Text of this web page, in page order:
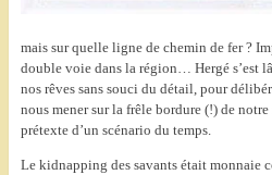
mais sur quelle ligne de chemin de fer ?
double voie dans la région… Hergé s’est
nos rêves sans souci du détail, pour
nous mener sur la frêle bordure (!) de
prétexte d’un scénario du temps.
Le kidnapping des savants était monnaie